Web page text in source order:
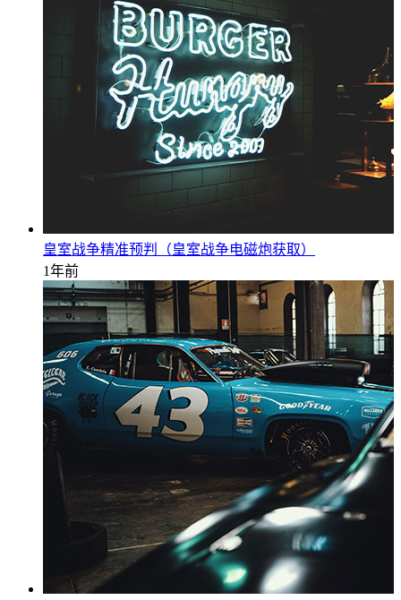
皇室战争精准预判（皇室战争电磁炮获取）
1年前